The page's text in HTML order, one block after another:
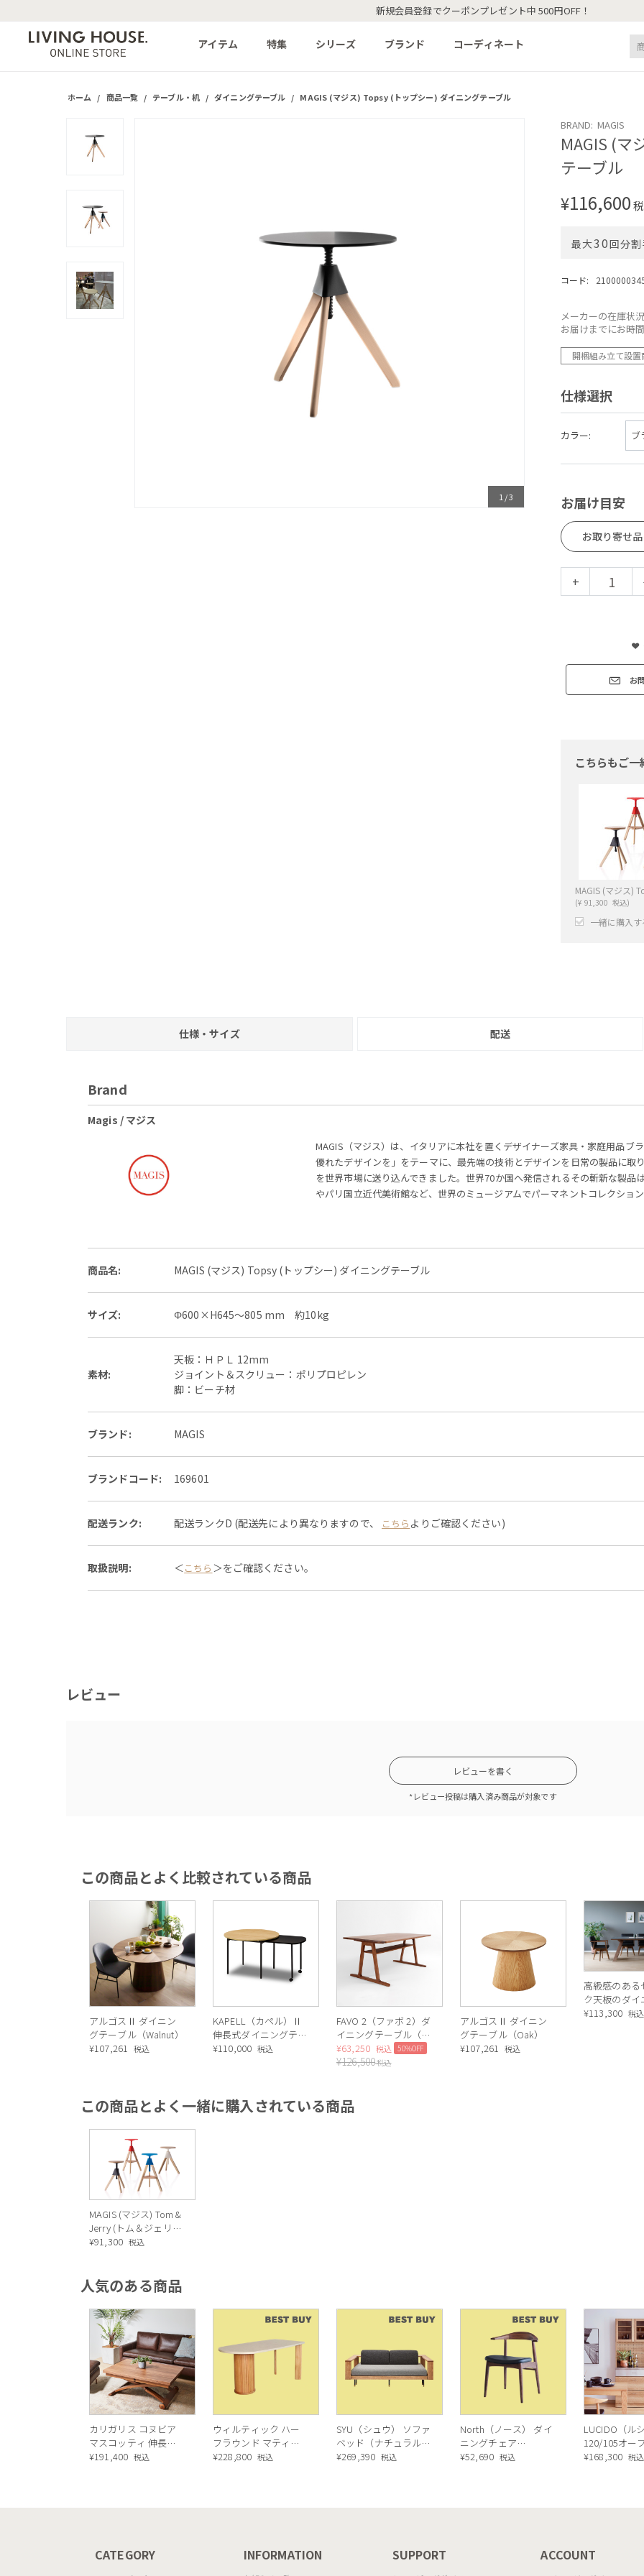
新規会員登録でクーポンプレゼント中 500円OFF！
アイテム 特集 シリーズ ブランド コーディネート
ホーム / 商品一覧 / テーブル・机 / ダイニングテーブル / MAGIS (マジス) Topsy (トップシー) ダイニングテーブル
1 /3
BRAND: MAGIS
MAGIS (マ
テーブル
¥116,600
最大30回分
コード:
メーカーの在庫状
お届けまでにお時
開梱組み立て設置
仕様選択
カラー:
お届け目安
お取り寄せ品
+
お
こちらもご
(¥ 91,300 税込)
一緒に購入す
仕様・サイズ 配送
Brand
Magis / マジス
MAGIS（マジス）は、イタリアに本社を置くデザイナーズ家具・家庭用品ブ
優れたデザインを」をテーマに、最先端の技術とデザインを日常の製品に
を世界市場に送り込んできました。世界70か国へ発信されるその斬新な製
やパリ国立近代美術館など、世界のミュージアムでパーマネントコレクショ
商品名: MAGIS (マジス) Topsy (トップシー) ダイニングテーブル
サイズ: Φ600×H645～805 mm 約10kg
素材:
天板：ＨＰＬ 12mm
ジョイント＆スクリュー：ポリプロピレン
脚：ビーチ材
ブランド: MAGIS
ブランドコード: 169601
配送ランク: 配送ランクD (配送先により異なりますので、 こちら よりご確認ください)
取扱説明: ＜ こちら ＞をご確認ください。
レビュー
レビューを書く
*レビュー投稿は購入済み商品が対象です
この商品とよく比較されている商品
アルゴスⅡ ダイニン
グテーブル（Walnut）
¥107,261 税込
KAPELL（カペル）Ⅱ
伸長式ダイニングテー
ブル
¥110,000 税込
FAVO 2（ファボ 2）ダ
イニングテーブル（ブ
ラウン色）
¥63,250 税込 50%OFF
¥126,500税込
アルゴスⅡ ダイニン
グテーブル（Oak）
¥107,261 税込
高級感のある
ク天板のダイ
ーブル
¥113,300 税込
この商品とよく一緒に購入されている商品
MAGIS (マジス) Tom &
Jerry (トム＆ジェリ
ー) 回転昇降式スツ
¥91,300 税込
人気のある商品
カリガリス コヌビア
マスコッティ 伸長・
昇降式テーブル ／
¥191,400 税込
ウィルティック ハー
フラウンド マティエ
ラ塗装 ダイニングテ
¥228,800 税込
SYU（シュウ） ソファ
ベッド（ナチュラル）
190cm
¥269,390 税込
North（ノース） ダイ
ニングチェア
AC02（ウォールナッ
¥52,690 税込
LUCIDO（ル
120/105オー
ニングボード
¥168,300 税込
CATEGORY INFORMATION SUPPORT ACCOUNT